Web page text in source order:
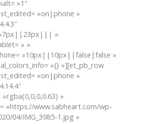
»1″
»on|phone »
»7px||23px||| »
» »
»10px||10px||false|false »
»{} »][et_pb_row
»on|phone »
»
»https://www.sabheart.com/wp-
04/IMG_3985-1.jpg »